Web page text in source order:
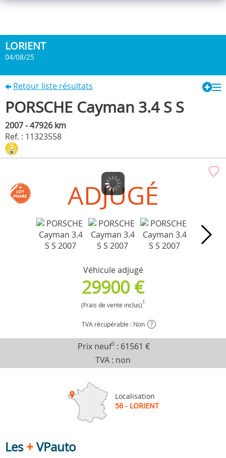
LORIENT
04/08/25
Retour liste résultats
PORSCHE Cayman 3.4 S S
2007 - 47926 km
Ref. : 11323558
ADJUGÉ
Véhicule adjugé
29900 €
(Frais de vente inclus)1
TVA récupérable : Non ?
Prix neuf3 : 61561 €
TVA : non
Localisation
56 - LORIENT
Les+VPauto